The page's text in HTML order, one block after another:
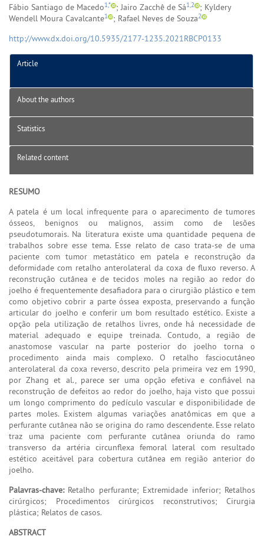
Fábio Santiago de Macedo1,* ; Jairo Zacchê de Sá1,2
; Kyldery
Wendell Moura Cavalcante1 ; Rafael Neves de Souza2
http://www.dx.doi.org/10.5935/2177-1235.2021RBCP0133
Article
About the authors
Statistics
Related content
RESUMO
A patela é um local infrequente para o aparecimento de tumores
ósseos, benignos ou malignos, assim como de lesões
pseudotumorais. Na literatura existe uma quantidade pequena de
trabalhos sobre esse tema. Esse relato de caso trata-se de uma
paciente com tumor metastático em patela e reconstrução da
deformidade com retalho anterolateral da coxa de fluxo reverso. A
reconstrução cutânea e de tecidos moles na região ao redor do
joelho é frequentemente desafiadora para o cirurgião plástico e tem
como objetivo cobrir a parte óssea exposta, preservando a função
articular do joelho e conferir um bom resultado estético. Existe a
opção pela utilização de retalhos livres, onde há necessidade de
material adequado e equipe treinada. Contudo, a região de
anastomose vascular na parte posterior do joelho torna o
procedimento ainda mais complexo. O retalho fasciocutâneo
anterolateral da coxa reverso, descrito pela primeira vez em 1990,
por Zhang et al., parece ser uma opção efetiva e confiável na
reconstrução de defeitos ao redor do joelho, haja visto que possui
um longo comprimento do pedículo vascular e disponibilidade de
partes moles. Existem algumas variações anatômicas em que a
perfurante cutânea não se origina do ramo descendente. Esse relato
traz uma paciente com perfurante cutânea oriunda do ramo
transverso da artéria circunflexa femoral lateral com resultado
estético aceitável para cobertura cutânea em região anterior do
joelho.
Palavras-chave:Retalho perfurante; Extremidade inferior; Retalhos
cirúrgicos; Procedimentos cirúrgicos reconstrutivos; Cirurgia
plástica; Relatos de casos.
ABSTRACT